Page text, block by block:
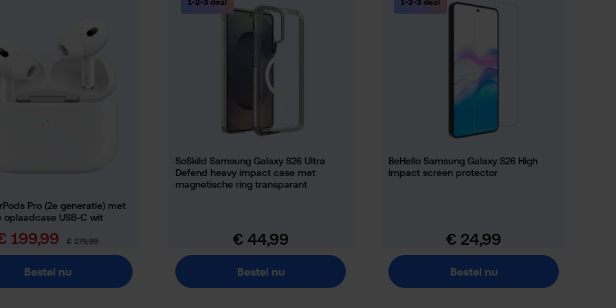
Pro (2e generatie) met
oplaadcase USB-C wit
199,99 Normale prijs:
€ 279,99
Bestel nu
1-2-3 deal
SoSkild Samsung Galaxy S26 Ultra
Defend heavy impact case met
magnetische ring transparant
Normale prijs:
€ 44,99
Bestel nu
1-2-3 deal
BeHello Samsung Galaxy S26 High
impact screen protector
Normale prijs:
€ 24,99
Bestel nu